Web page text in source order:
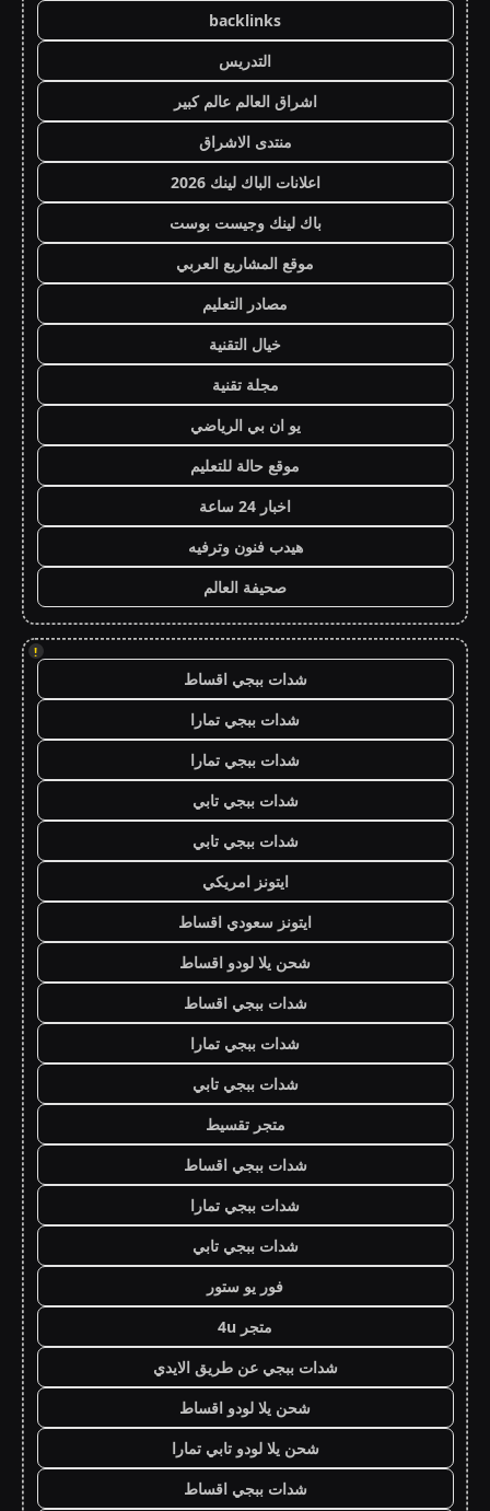
backlinks
التدريس
اشراق العالم عالم كبير
منتدى الاشراق
اعلانات الباك لينك 2026
باك لينك وجيست بوست
موقع المشاريع العربي
مصادر التعليم
خيال التقنية
مجلة تقنية
يو ان بي الرياضي
موقع حالة للتعليم
اخبار 24 ساعة
هيدب فنون وترفيه
صحيفة العالم
!
شدات ببجي اقساط
شدات ببجي تمارا
شدات ببجي تمارا
شدات ببجي تابي
شدات ببجي تابي
ايتونز امريكي
ايتونز سعودي اقساط
شحن يلا لودو اقساط
شدات ببجي اقساط
شدات ببجي تمارا
شدات ببجي تابي
متجر تقسيط
شدات ببجي اقساط
شدات ببجي تمارا
شدات ببجي تابي
فور يو ستور
متجر 4u
شدات ببجي عن طريق الايدي
شحن يلا لودو اقساط
شحن يلا لودو تابي تمارا
شدات ببجي اقساط